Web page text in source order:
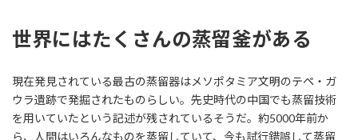
世界にはたくさんの蒸留釜がある
現在発見されている最古の蒸留器はメソポタミア文明のテペ・ガ
ウラ遺跡で発掘されたものらしい。先史時代の中国でも蒸留技術
を用いていたという記述が残されているそうだ。約5000年前か
ら、人間はいろんなものを蒸留していて、今も試行錯誤して蒸留